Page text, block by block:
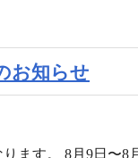
お知らせ
ます。 8月9日〜8